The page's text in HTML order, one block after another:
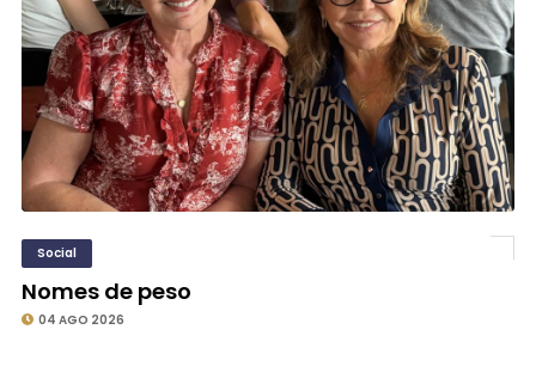
Social
Nomes de peso
04 AGO 2026